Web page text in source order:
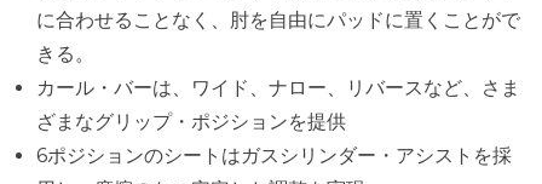
に合わせることなく、肘を自由にパッドに置くことがで
きる。
カール・バーは、ワイド、ナロー、リバースなど、さま
ざまなグリップ・ポジションを提供
6ポジションのシートはガスシリンダー・アシストを採